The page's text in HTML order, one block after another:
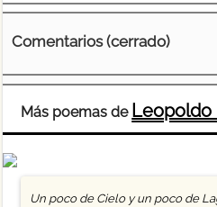
Comentarios (cerrado)
Más poemas de Leopoldo
Un poco de Cielo y un poco de